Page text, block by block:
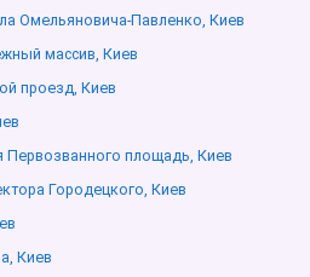
Омельяновича-Павленко, Киев
массив, Киев
проезд, Киев
Первозванного площадь, Киев
Городецкого, Киев
Киев